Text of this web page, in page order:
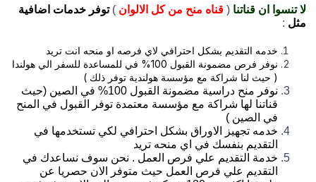
تنسوا ان قناتنا( قناه منح من كل الالوان) توفر خدمات اضافية
:
خدمه التقديم بشكل احترافي لاي فرصه او منحه انت تريد
نوفر فرص مضمونة القبول 100% في للمساعدة للسفر الي هولندا
( حيث لنا شراكة مع مؤسسة هولندية توفر ذلك )
نوفر منح دراسية مضمونة القبول 100% في الصين (حيث
قناتنا لها شراكة مع مؤسسة معتمدة توفر القبول في المنح
في الصين )
خدمه تجهيز الاوراق بشكل احترافي لكي تستخدمها في
التقديم بنفسك في اي منحه تريد
خدمة التقديم علي فرص العمل . نحن سوف نساعدك في
التقديم علي فرص العمل حيث متوفر الان حصريا عن